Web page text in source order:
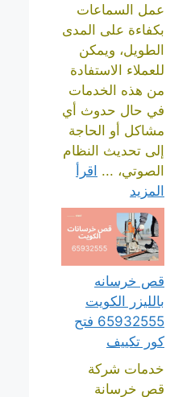
عمل السماعات
بكفاءة على المدى
الطويل، ويمكن
للعملاء الاستفادة
من هذه الخدمات
في حال حدوث أي
مشاكل أو الحاجة
إلى تحديث النظام
الصوتي، ... اقرأ
المزيد
قص خرسانه
بالليزر الكويت
65932555 فتح
كور تكييف
خدمات شركة
قص خرسانة